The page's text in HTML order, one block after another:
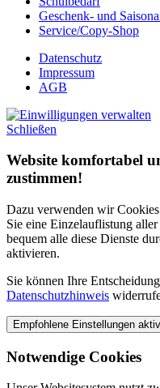
Geschenk- und
Service/Copy-Shop
Datenschutz
Impressum
AGB
Schließen
Website komfortabel
zustimmen!
Dazu verwenden wir
Sie eine Einzelauflistung
bequem alle diese Dienste
aktivieren.
Sie können Ihre
Datenschutzhinweis
Notwendige Cookies